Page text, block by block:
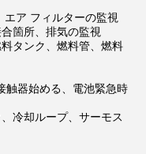
ア フィルターの監視
箇所、排気の監視
タンク、燃料管、燃料
触器始める、電池緊急時
冷却ループ、サーモス